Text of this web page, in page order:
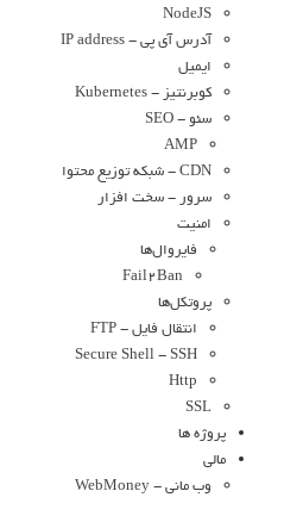
NodeJS
آدرس آی پی - IP address
ایمیل
کوبرنتیز - Kubernetes
سئو - SEO
AMP
CDN - شبکه توزیع محتوا
سرور - سخت افزار
امنیت
فایروال‌ها
Fail2Ban
پروتکل‌ها
انتقال فایل - FTP
Secure Shell - SSH
Http
SSL
پروژه ها
مالی
وب مانی - WebMoney